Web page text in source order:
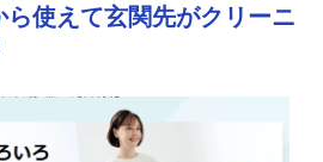
ら使えて玄関先がクリーニ